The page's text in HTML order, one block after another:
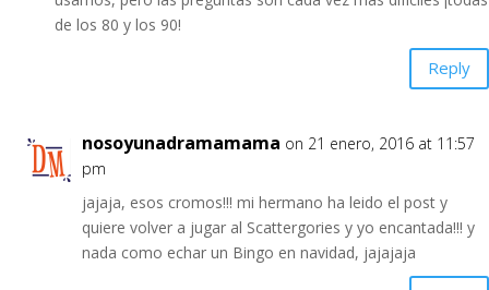
de los 80 y los 90!
Reply
nosoyunadramamama on 21 enero, 2016 at 11:57
pm
jajaja, esos cromos!!! mi hermano ha leido el post y
quiere volver a jugar al Scattergories y yo encantada!!! y
nada como echar un Bingo en navidad, jajajaja